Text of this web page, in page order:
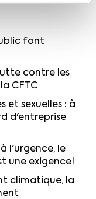
font
contre les
CFTC
et sexuelles : à
d'entreprise
l'urgence, le
une exigence!
climatique, la